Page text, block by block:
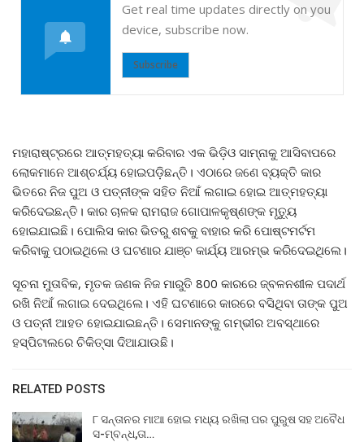
Get real time updates directly on you
device, subscribe now.
Subscribe
ମହାରାଷ୍ଟ୍ରରେ ଆତ୍ମହତ୍ୟା କରିବାର ଏକ ଭିଡ଼ିଓ ସାମ୍ନାକୁ ଆସିବାପରେ
ଲୋକମାନେ ଆଶ୍ଚର୍ଯ୍ୟ ହୋଇପଡ଼ିଛନ୍ତି। ଏଠାରେ ଜଣେ ବ୍ୟକ୍ତି କାର
ଭିତରେ ନିଜ ପୁଅ ଓ ପତ୍ନୀଙ୍କ ସହିତ ନିଆଁ ଲଗାଇ ହୋଇ ଆତ୍ମହତ୍ୟା
କରିଦେଇଛନ୍ତି। କାର ଚାଳକ ରାମରାଜ ଗୋପାଳକୃଷ୍ଣଙ୍କ ମୃତ୍ୟୁ
ହୋଇଯାଇଛି। ପୋଲିସ କାର ଭିତରୁ ଶବକୁ ବାହାର କରି ପୋଷ୍ଟମର୍ଟମ
କରିବାକୁ ପଠାଇଥିଲେ ଓ ଘଟଣାର ଯାଞ୍ଚ କାର୍ଯ୍ୟ ଆରମ୍ଭ କରିଦେଇଥିଲେ।
ସୂଚନା ମୁତାବିକ, ମୃତକ ଜଣକ ନିଜ ମାରୁତି 800 କାରରେ ଜ୍ବଳନଶୀଳ ପଦାର୍ଥ
ରଖି ନିଆଁ ଲଗାଇ ଦେଇଥିଲେ। ଏହି ଘଟଣାରେ କାରରେ ବସିଥିବା ତାଙ୍କ ପୁଅ
ଓ ପତ୍ନୀ ଆହତ ହୋଇଯାଇଛନ୍ତି। ସେମାନଙ୍କୁ ଗମ୍ଭୀର ଅବସ୍ଥାରେ
ହସ୍ପିଟାଲରେ ଚିକିତ୍ସା ଦିଆଯାଉଛି।
RELATED POSTS
୮ ସନ୍ତାନର ମାଆ ହୋଇ ମଧ୍ୟ ରଖିଲା ପର ପୁରୁଷ ସହ ଅବୈଧ
ସ-ମ୍ବନ୍ଧ,ତା…